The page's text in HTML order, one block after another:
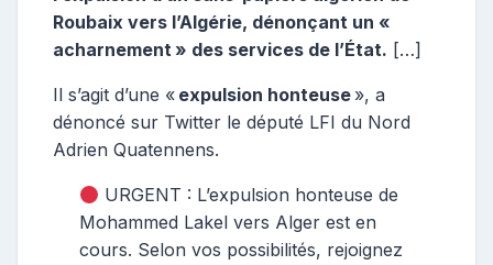
Roubaix vers l’Algérie, dénonçant un «
acharnement » des services de l’État. […]
Il s’agit d’une « expulsion honteuse », a
dénoncé sur Twitter le député LFI du Nord
Adrien Quatennens.
URGENT : L’expulsion honteuse de
Mohammed Lakel vers Alger est en
cours. Selon vos possibilités, rejoignez